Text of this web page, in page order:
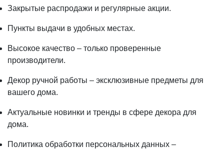
Закрытые распродажи и регулярные акции.
Пункты выдачи в удобных местах.
Высокое качество – только проверенные
производители.
Декор ручной работы – эксклюзивные предметы для
вашего дома.
Актуальные новинки и тренды в сфере декора для
дома.
Политика обработки персональных данных –